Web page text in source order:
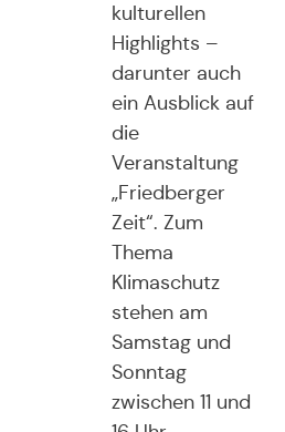
kulturellen
Highlights –
darunter auch
ein Ausblick auf
die
Veranstaltung
„Friedberger
Zeit“. Zum
Thema
Klimaschutz
stehen am
Samstag und
Sonntag
zwischen 11 und